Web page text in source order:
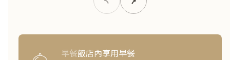
早餐飯店內享用早餐